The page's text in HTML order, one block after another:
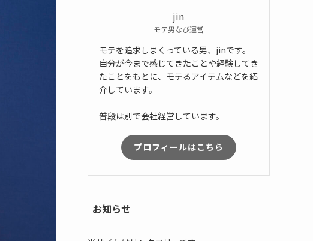
jin
モテ男なび運営
モテを追求しまくっている男、jinです。
自分が今まで感じてきたことや経験してき
たことをもとに、モテるアイテムなどを紹
介しています。
普段は別で会社経営しています。
プロフィールはこちら
お知らせ